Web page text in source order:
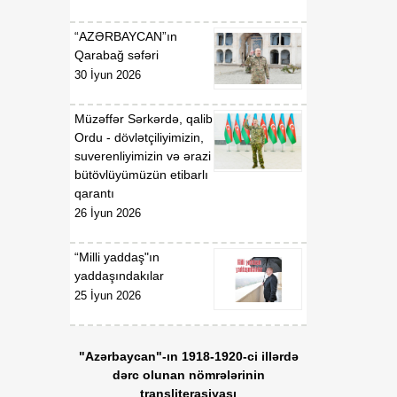
edilməsi haqqında”
Azərbaycan Respublikası
Prezidentinin 2026-cı il 15
yanvar tarixli 578 nömrəli
əlaqədar Azərbaycan
Respublikası Nazirlər
Kabinetinin bəzi
qərarlarında dəyişiklik
edilməsi barədə
məlumat bankının təşkili
və aparılması
Qaydaları”nın təsdiq
Azərbaycan Respublikası
ci il 19 dekabr tarixli 207
nömrəli Qərarında
“AZƏRBAYCAN”ın
Qarabağ səfəri
30 İyun 2026
Müzəffər Sərkərdə, qalib
Ordu - dövlətçiliyimizin,
suverenliyimizin və ərazi
bütövlüyümüzün etibarlı
qarantı
26 İyun 2026
“Milli yaddaş"ın
yaddaşındakılar
25 İyun 2026
"Azərbaycan"-ın 1918-1920-ci illərdə
dərc olunan nömrələrinin
transliterasiyası